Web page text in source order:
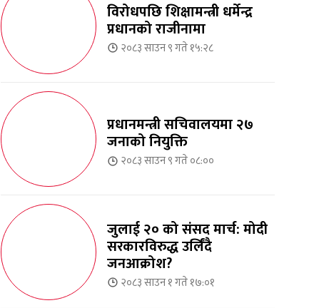
विरोधपछि शिक्षामन्त्री धर्मेन्द्र
प्रधानको राजीनामा
२०८३ साउन ९ गते १५:२८
प्रधानमन्त्री सचिवालयमा २७
जनाको नियुक्ति
२०८३ साउन ९ गते ०८:००
जुलाई २० को संसद मार्च: मोदी
सरकारविरुद्ध उर्लिंदै
जनआक्रोश?
२०८३ साउन १ गते १७:०१